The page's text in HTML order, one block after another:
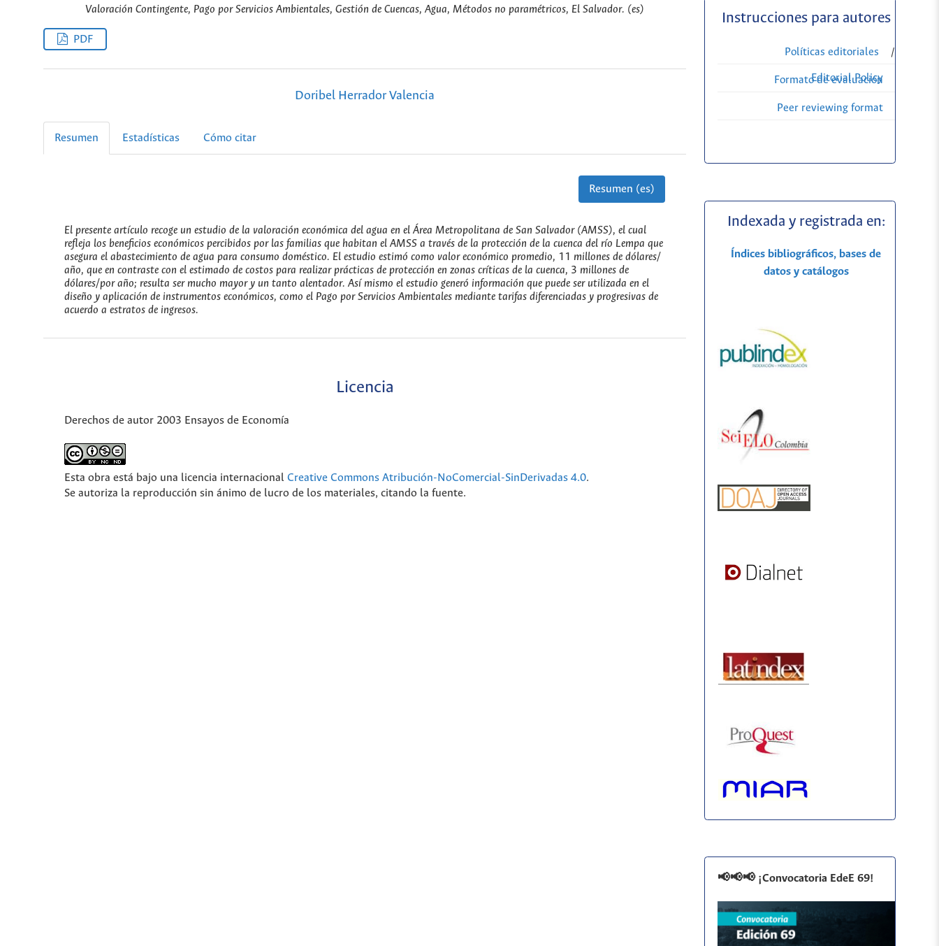
Valoración Contingente, Pago por Servicios Ambientales, Gestión de Cuencas, Agua, Métodos no paramétricos, El Salvador. (es)
PDF
Doribel Herrador Valencia
Resumen Estadísticas Cómo citar
Resumen (es)
El presente artículo recoge un estudio de la valoración económica del agua en el Área Metropolitana de San Salvador (AMSS), el cual
refleja los beneficios económicos percibidos por las familias que habitan el AMSS a través de la protección de la cuenca del río Lempa que
asegura el abastecimiento de agua para consumo doméstico. El estudio estimó como valor económico promedio, 11 millones de dólares/
año, que en contraste con el estimado de costos para realizar prácticas de protección en zonas críticas de la cuenca, 3 millones de
dólares/por año; resulta ser mucho mayor y un tanto alentador. Así mismo el estudio generó información que puede ser utilizada en el
diseño y aplicación de instrumentos económicos, como el Pago por Servicios Ambientales mediante tarifas diferenciadas y progresivas de
acuerdo a estratos de ingresos.
Licencia
Derechos de autor 2003 Ensayos de Economía
Esta obra está bajo una licencia internacional Creative Commons Atribución-NoComercial-SinDerivadas 4.0.
Se autoriza la reproducción sin ánimo de lucro de los materiales, citando la fuente.
Instrucciones para autores
Políticas editoriales /
Editorial Policy
Formato de evaluación
Peer reviewing format
Indexada y registrada en:
Índices bibliográficos, bases de
datos y catálogos
📢📢📢 ¡Convocatoria EdeE 69!